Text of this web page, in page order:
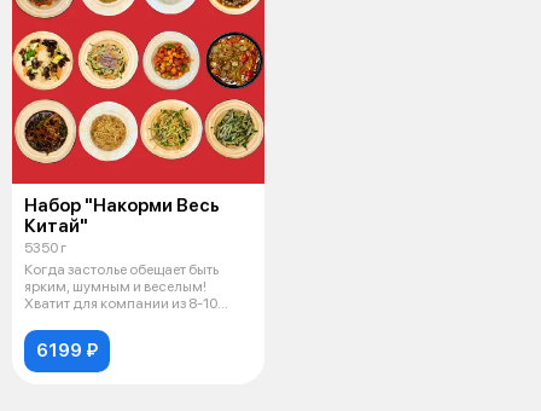
Набор "Накорми Весь
Китай"
5350 г
Когда застолье обещает быть
ярким, шумным и веселым!
Хватит для компании из 8-10
6199 ₽